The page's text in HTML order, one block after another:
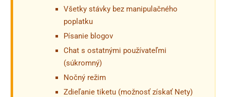
Všetky stávky bez manipulačného
poplatku
Písanie blogov
Chat s ostatnými používateľmi
(súkromný)
Nočný režim
Zdieľanie tiketu (možnosť získať Nety)